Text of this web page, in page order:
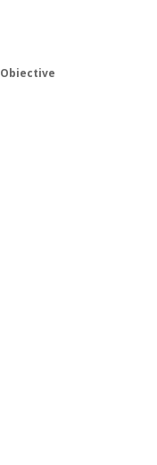
Obiective